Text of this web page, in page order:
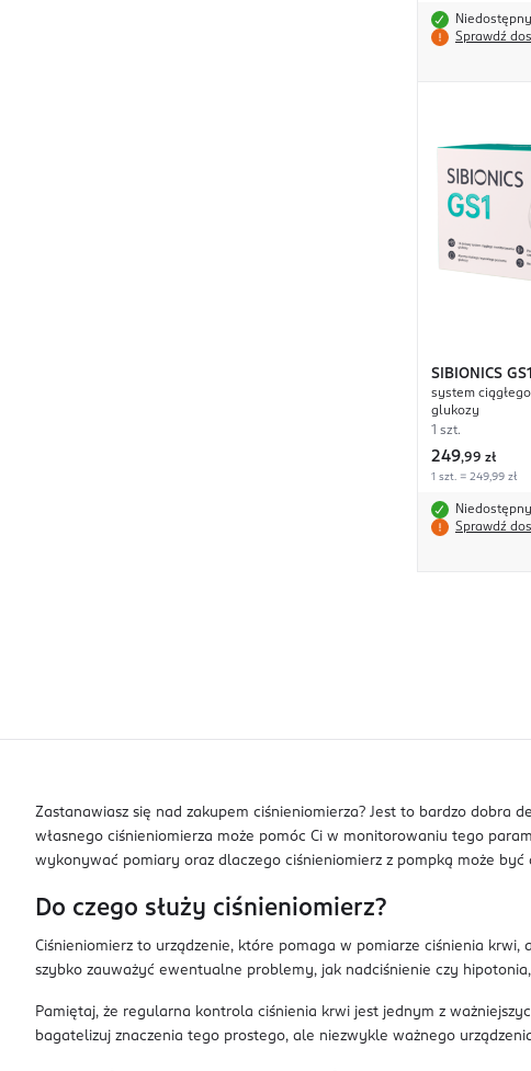
Sprawdź
SIBIONICS GS1
system
glukozy
1 szt.
249,99 zł
1 szt. = 249,99 zł
Sprawdź
Zastanawiasz się nad zakupem ciśnieniomierza? Jest to bardzo dobra
własnego ciśnieniomierza może pomóc Ci w monitorowaniu tego
wykonywać pomiary oraz dlaczego ciśnieniomierz z pompką może być
Do czego służy ciśnieniomierz?
Ciśnieniomierz to urządzenie, które pomaga w pomiarze ciśnienia
szybko zauważyć ewentualne problemy, jak nadciśnienie czy
Pamiętaj, że regularna kontrola ciśnienia krwi jest jednym z
bagatelizuj znaczenia tego prostego, ale niezwykle ważnego